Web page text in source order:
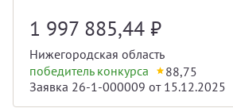
1 997 885,44 ₽
Нижегородская область
победитель конкурса
88,75
Заявка 26-1-000009 от 15.12.2025